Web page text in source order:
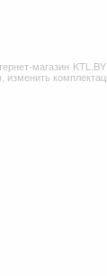
магазин